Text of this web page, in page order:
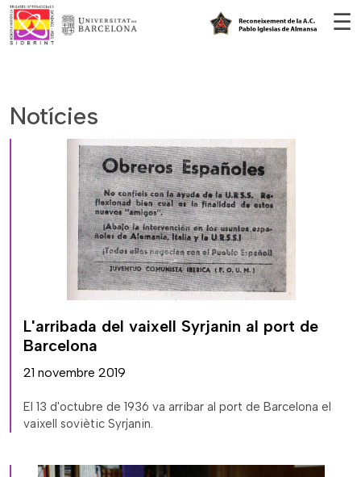
☰
Notícies
L'arribada del vaixell Syrjanin al port de
Barcelona
21 novembre 2019
El 13 d'octubre de 1936 va arribar al port de Barcelona el
vaixell soviètic Syrjanin.